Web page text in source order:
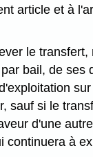
article et à
le transfert,
bail, de ses
sauf si le
d'une
continuera à